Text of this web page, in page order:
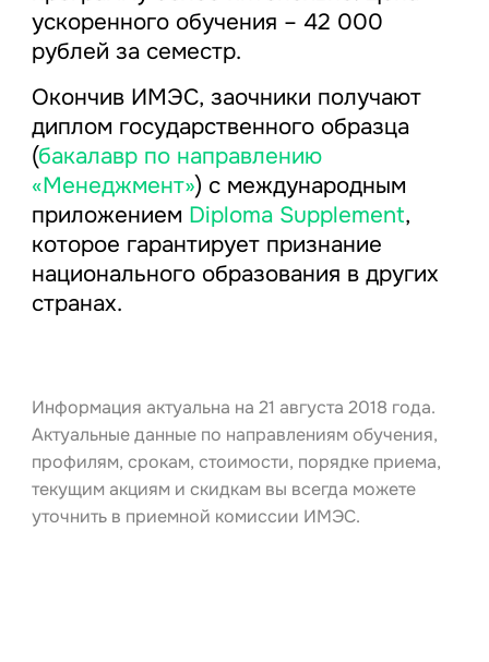
ускоренного обучения – 42 000
рублей за семестр.
Окончив ИМЭС, заочники получают
диплом государственного образца
(бакалавр по направлению
«Менеджмент») с международным
приложением Diploma Supplement,
которое гарантирует признание
национального образования в других
странах.
Информация актуальна на 21 августа 2018 года.
Актуальные данные по направлениям обучения,
профилям, срокам, стоимости, порядке приема,
текущим акциям и скидкам вы всегда можете
уточнить в приемной комиссии ИМЭС.